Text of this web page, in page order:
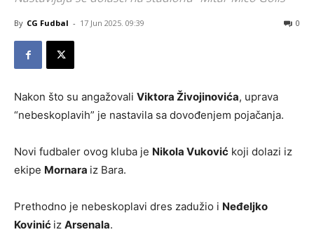
By CG Fudbal - 17 Jun 2025. 09:39 0
Nakon što su angažovali Viktora Živojinovića, uprava
“nebeskoplavih” je nastavila sa dovođenjem pojačanja.
Novi fudbaler ovog kluba je Nikola Vuković koji dolazi iz
ekipe Mornara iz Bara.
Prethodno je nebeskoplavi dres zadužio i Neđeljko
Kovinić iz Arsenala.